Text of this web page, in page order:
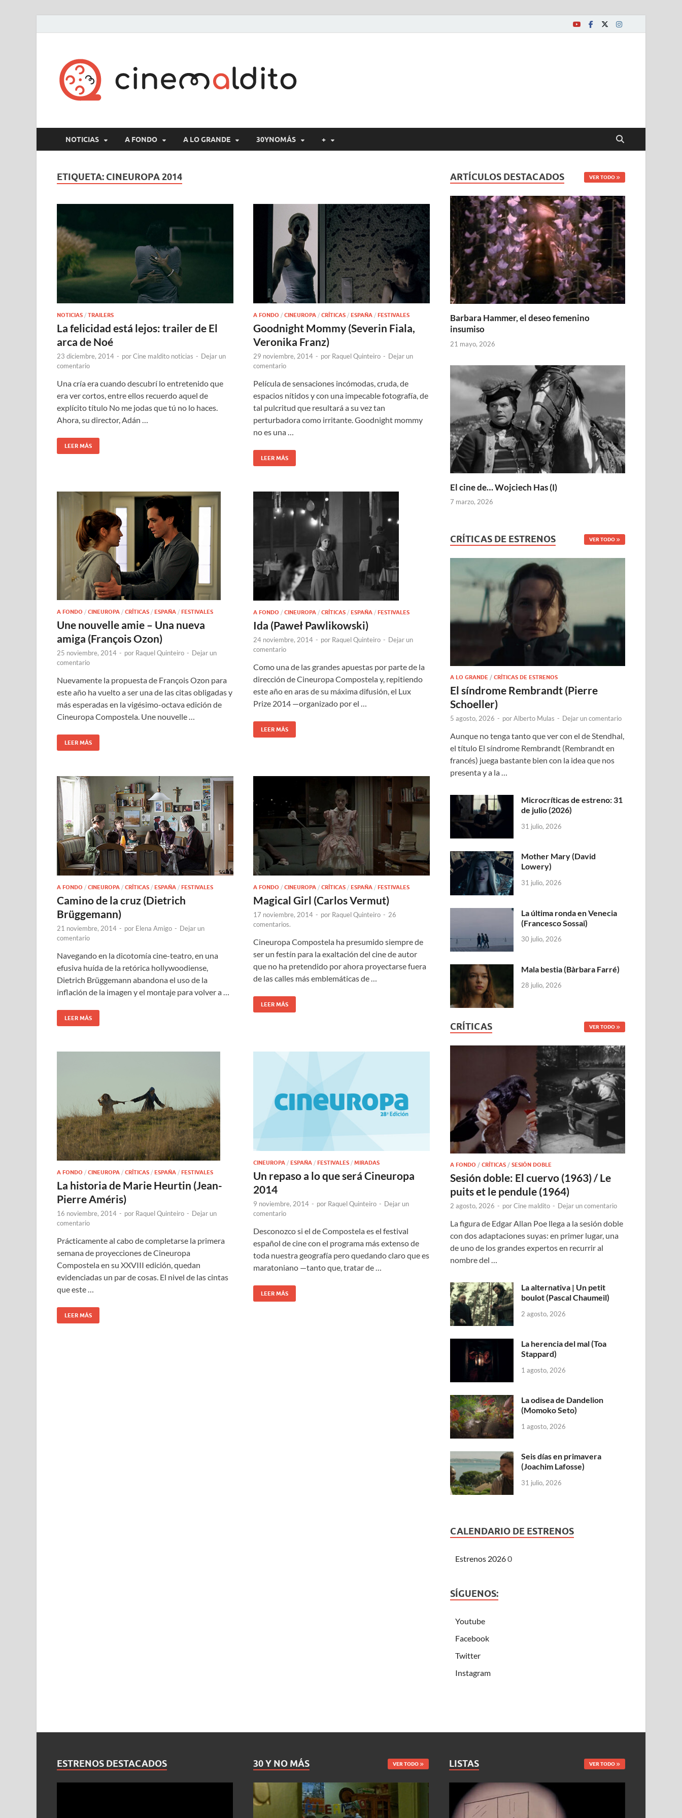
NOTICIAS A FONDO A LO GRANDE 30YNOMÁS +
ETIQUETA: CINEUROPA 2014
NOTICIAS / TRAILERS
La felicidad está lejos: trailer de El
arca de Noé
23 diciembre, 2014 - porCine maldito noticias - Dejar un
comentario
Una cría era cuando descubrí lo entretenido que
era ver cortos, entre ellos recuerdo aquel de
explícito título No me jodas que tú no lo haces.
Ahora, su director, Adán …
LEER MÁS
A FONDO / CINEUROPA / CRÍTICAS / ESPAÑA / FESTIVALES
Goodnight Mommy (Severin Fiala,
Veronika Franz)
29 noviembre, 2014 - por Raquel Quinteiro - Dejar un
comentario
Película de sensaciones incómodas, cruda, de
espacios nítidos y con una impecable fotografía, de
tal pulcritud que resultará a su vez tan
perturbadora como irritante. Goodnight mommy
no es una …
LEER MÁS
A FONDO / CINEUROPA / CRÍTICAS / ESPAÑA / FESTIVALES
Une nouvelle amie – Una nueva
amiga (François Ozon)
25 noviembre, 2014 - por Raquel Quinteiro - Dejar un
comentario
Nuevamente la propuesta de François Ozon para
este año ha vuelto a ser una de las citas obligadas y
más esperadas en la vigésimo-octava edición de
Cineuropa Compostela. Une nouvelle …
LEER MÁS
A FONDO / CINEUROPA / CRÍTICAS / ESPAÑA / FESTIVALES
Ida (Paweł Pawlikowski)
24 noviembre, 2014 - por Raquel Quinteiro - Dejar un
comentario
Como una de las grandes apuestas por parte de la
dirección de Cineuropa Compostela y, repitiendo
este año en aras de su máxima difusión, el Lux
Prize 2014 —organizado por el …
LEER MÁS
A FONDO / CINEUROPA / CRÍTICAS / ESPAÑA / FESTIVALES
Camino de la cruz (Dietrich
Brüggemann)
21 noviembre, 2014 - por Elena Amigo - Dejar un
comentario
Navegando en la dicotomía cine-teatro, en una
efusiva huída de la retórica hollywoodiense,
Dietrich Brüggemann abandona el uso de la
inflación de la imagen y el montaje para volver a …
LEER MÁS
A FONDO / CINEUROPA / CRÍTICAS / ESPAÑA / FESTIVALES
Magical Girl (Carlos Vermut)
17 noviembre, 2014 - por Raquel Quinteiro - 26
comentarios.
Cineuropa Compostela ha presumido siempre de
ser un festín para la exaltación del cine de autor
que no ha pretendido por ahora proyectarse fuera
de las calles más emblemáticas de …
LEER MÁS
A FONDO / CINEUROPA / CRÍTICAS / ESPAÑA / FESTIVALES
La historia de Marie Heurtin (Jean-
Pierre Améris)
16 noviembre, 2014 - por Raquel Quinteiro - Dejar un
comentario
Prácticamente al cabo de completarse la primera
semana de proyecciones de Cineuropa
Compostela en su XXVIII edición, quedan
evidenciadas un par de cosas. El nivel de las cintas
que este …
LEER MÁS
CINEUROPA / ESPAÑA / FESTIVALES / MIRADAS
Un repaso a lo que será Cineuropa
2014
9 noviembre, 2014 - por Raquel Quinteiro - Dejar un
comentario
Desconozco si el de Compostela es el festival
español de cine con el programa más extenso de
toda nuestra geografía pero quedando claro que es
maratoniano —tanto que, tratar de …
LEER MÁS
ARTÍCULOS DESTACADOS VER TODO
Barbara Hammer, el deseo femenino
insumiso
21 mayo, 2026
El cine de… Wojciech Has (I)
7 marzo, 2026
CRÍTICAS DE ESTRENOS VER TODO
A LO GRANDE /CRÍTICAS DE ESTRENOS
El síndrome Rembrandt (Pierre
Schoeller)
5 agosto, 2026 - porAlberto Mulas - Dejar un comentario
Aunque no tenga tanto que ver con el de Stendhal,
el título El síndrome Rembrandt (Rembrandt en
francés) juega bastante bien con la idea que nos
presenta y a la …
Microcríticas de estreno: 31
de julio (2026)
31 julio, 2026
Mother Mary (David
Lowery)
31 julio, 2026
La última ronda en Venecia
(Francesco Sossai)
30 julio, 2026
Mala bestia (Bàrbara Farré)
28 julio, 2026
CRÍTICAS VER TODO
A FONDO /CRÍTICAS /SESIÓN DOBLE
Sesión doble: El cuervo (1963) / Le
puits et le pendule (1964)
2 agosto, 2026 - porCine maldito - Dejar un comentario
La figura de Edgar Allan Poe llega a la sesión doble
con dos adaptaciones suyas: en primer lugar, una
de uno de los grandes expertos en recurrir al
nombre del …
La alternativa | Un petit
boulot (Pascal Chaumeil)
2 agosto, 2026
La herencia del mal (Toa
Stappard)
1 agosto, 2026
La odisea de Dandelion
(Momoko Seto)
1 agosto, 2026
Seis días en primavera
(Joachim Lafosse)
31 julio, 2026
CALENDARIO DE ESTRENOS
Estrenos 20260
SÍGUENOS:
Youtube
Facebook
Twitter
Instagram
ESTRENOS DESTACADOS 30 Y NO MÁS VER TODO LISTAS VER TODO